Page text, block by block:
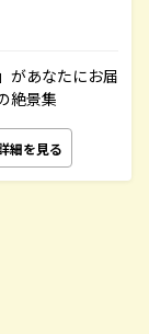
があなたにお届
絶景集
細を見る